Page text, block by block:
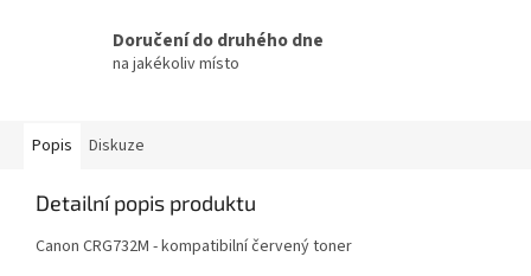
Doručení do druhého dne
na jakékoliv místo
Popis Diskuze
Detailní popis produktu
Canon CRG732M - kompatibilní červený toner